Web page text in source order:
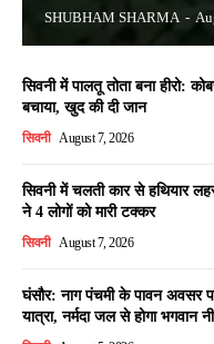
SHUBHAM SHARMA -
सिवनी में पालतू तोता बना हीरो:
बचाया, खुद की दी जान
सिवनी August 7, 2026
सिवनी में चलती कार से हथियार
ने 4 लोगों को मारी टक्कर
सिवनी August 7, 2026
घंसौर: नाग पंचमी के पावन अवसर
यात्रा, नर्मदा जल से होगा भगवान